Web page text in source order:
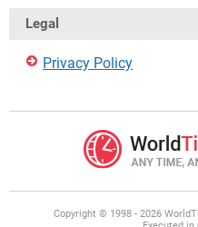
Legal
Privacy Policy
Copyright © 1998 - 2026